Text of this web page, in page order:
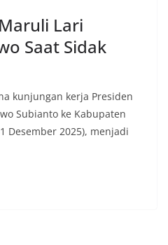
Lari
Saat Sidak
kunjungan kerja Presiden
Subianto ke Kabupaten
Desember 2025), menjadi